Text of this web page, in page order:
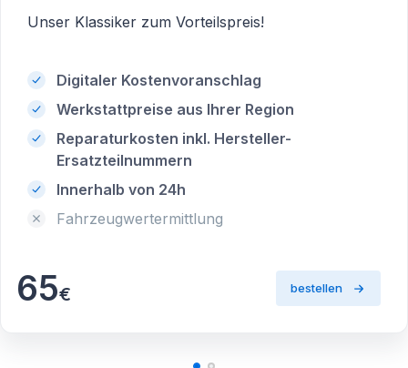
Unser Klassiker zum Vorteilspreis!
Digitaler Kostenvoranschlag
Werkstattpreise aus Ihrer Region
Reparaturkosten inkl. Hersteller-
Ersatzteilnummern
Innerhalb von 24h
Fahrzeugwertermittlung
65€ bestellen